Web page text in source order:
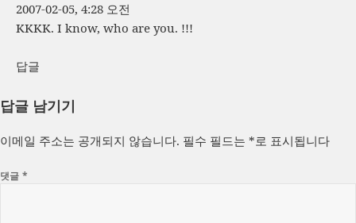
2007-02-05, 4:28 오전
KKKK. I know, who are you. !!!
답글
답글 남기기
이메일 주소는 공개되지 않습니다. 필수 필드는 *로 표시됩니다
댓글*